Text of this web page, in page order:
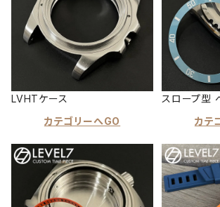
LVHTケース
カテゴリーへGO
スロープ型
カテ